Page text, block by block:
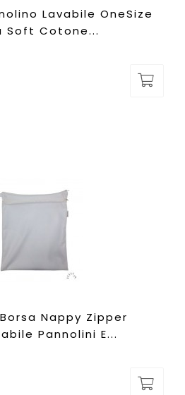
Lavabile OneSize
Soft Cotone...
Nappy Zipper
Pannolini E...